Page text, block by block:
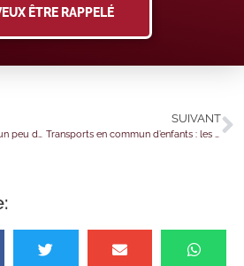
ÊTRE RAPPELÉ
Achats en franchise de TVA : un peu de formalisme
SUIVANT
Transports en commun d’enfants : les limites pour 2026